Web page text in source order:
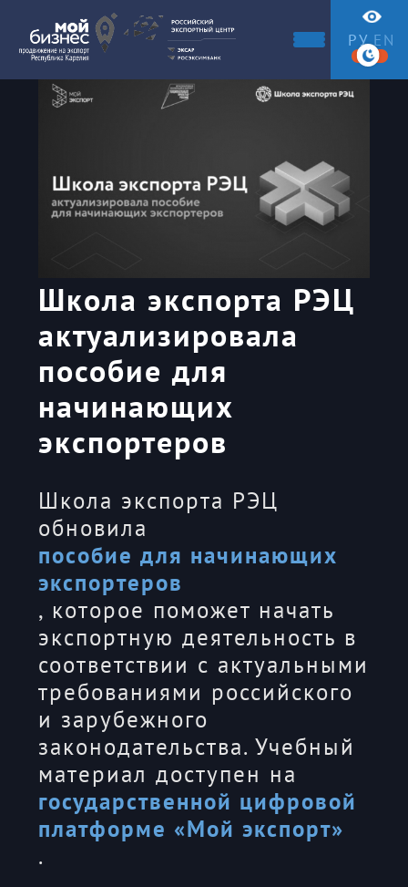
РУ EN
Школа экспорта РЭЦ
актуализировала
пособие для
начинающих
экспортеров
Школа экспорта РЭЦ
обновила
пособие для начинающих
экспортеров
, которое поможет начать
экспортную деятельность в
соответствии с актуальными
требованиями российского
и зарубежного
законодательства. Учебный
материал доступен на
государственной цифровой
платформе «Мой экспорт»
.